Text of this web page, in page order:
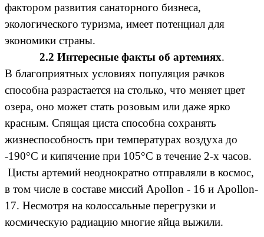
фактором развития санаторного бизнеса,
экологического туризма, имеет потенциал для
экономики страны.
2.2 Интересные факты об артемиях.
В благоприятных условиях популяция рачков
способна разрастается на столько, что меняет цвет
озера, оно может стать розовым или даже ярко
красным. Спящая циста способна сохранять
жизнеспособность при температурах воздуха до
-190°C и кипячение при 105°C в течение 2-х часов.
Цисты артемий неоднократно отправляли в космос,
в том числе в составе миссий Apollon - 16 и Apollon-
17. Несмотря на колоссальные перегрузки и
космическую радиацию многие яйца выжили.